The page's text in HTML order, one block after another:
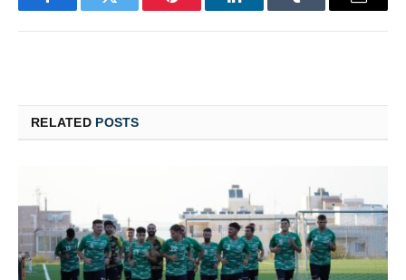
FacebookTwitter Pinterest LinkedInTumblr Email
RELATED POSTS